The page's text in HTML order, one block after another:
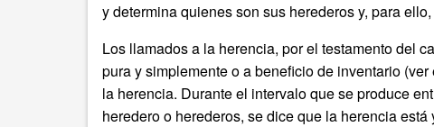
y determina quienes son sus herederos y, para
Los llamados a la herencia, por el testamento del
pura y simplemente o a beneficio de inventario
la herencia. Durante el intervalo que se produce
heredero o herederos, se dice que la herencia